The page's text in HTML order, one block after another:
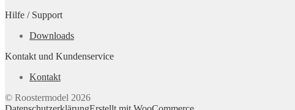
Hilfe / Support
Downloads
Kontakt und Kundenservice
Kontakt
© Roostermodel 2026